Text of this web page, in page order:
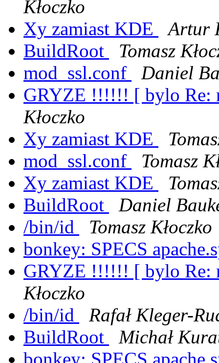
Kłoczko
Xy zamiast KDE
Artur
BuildRoot
Tomasz
mod_ssl.conf
Daniel
GRYZE !!!!!! [ bylo Re:
Kłoczko
Xy zamiast KDE
mod_ssl.conf
Tomasz
Xy zamiast KDE
BuildRoot
Daniel
/bin/id
Tomasz Kłoczko
bonkey: SPECS
GRYZE !!!!!! [ bylo Re:
Kłoczko
/bin/id
Rafał Kleger-
BuildRoot
Michał